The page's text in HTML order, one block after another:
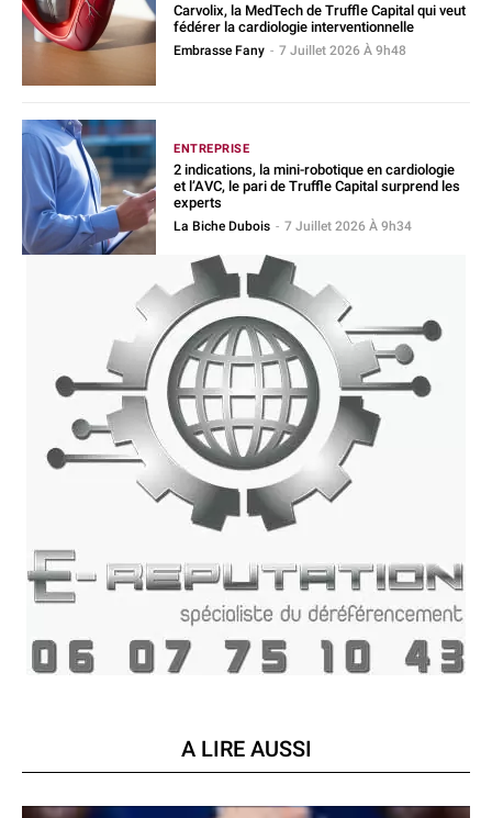
Carvolix, la MedTech de Truffle Capital qui veut
fédérer la cardiologie interventionnelle
Embrasse Fany - 7 Juillet 2026 À 9h48
ENTREPRISE
2 indications, la mini-robotique en cardiologie
et l’AVC, le pari de Truffle Capital surprend les
experts
La Biche Dubois - 7 Juillet 2026 À 9h34
A LIRE AUSSI